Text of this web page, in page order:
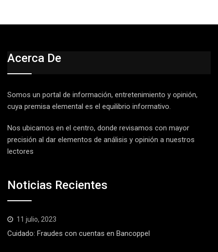
Acerca De
Somos un portal de información, entretenimiento y opinión,
cuya premisa elemental es el equilibrio informativo.
Nos ubicamos en el centro, donde revisamos con mayor
precisión al dar elementos de análisis y opinión a nuestros
lectores
Noticias Recientes
11 julio, 2023
Cuidado: Fraudes con cuentas en Bancoppel